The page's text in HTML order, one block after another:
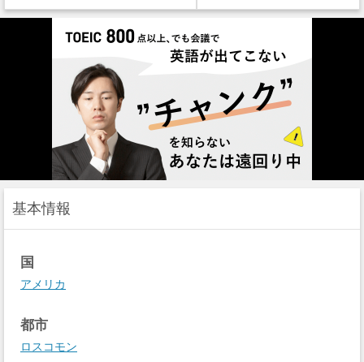
基本情報
国
アメリカ
都市
ロスコモン